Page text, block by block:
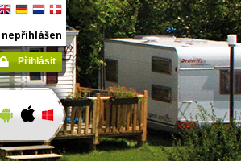
nepřihlášen
Přihlásit